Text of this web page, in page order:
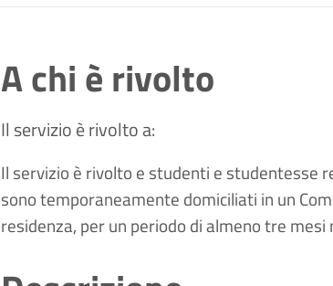
A chi è rivolto
Il servizio è rivolto a:
Il servizio è rivolto e studenti e studentesse
sono temporaneamente domiciliati in un
residenza, per un periodo di almeno tre